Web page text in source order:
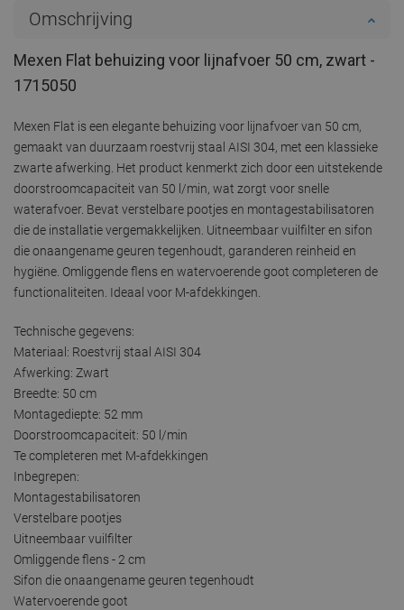
Omschrijving
Mexen Flat behuizing voor lijnafvoer 50 cm, zwart -
1715050
Mexen Flat is een elegante behuizing voor lijnafvoer van 50 cm,
gemaakt van duurzaam roestvrij staal AISI 304, met een klassieke
zwarte afwerking. Het product kenmerkt zich door een uitstekende
doorstroomcapaciteit van 50 l/min, wat zorgt voor snelle
waterafvoer. Bevat verstelbare pootjes en montagestabilisatoren
die de installatie vergemakkelijken. Uitneembaar vuilfilter en sifon
die onaangename geuren tegenhoudt, garanderen reinheid en
hygiëne. Omliggende flens en watervoerende goot completeren de
functionaliteiten. Ideaal voor M-afdekkingen.
Technische gegevens:
Materiaal: Roestvrij staal AISI 304
Afwerking: Zwart
Breedte: 50 cm
Montagediepte: 52 mm
Doorstroomcapaciteit: 50 l/min
Te completeren met M-afdekkingen
Inbegrepen:
Montagestabilisatoren
Verstelbare pootjes
Uitneembaar vuilfilter
Omliggende flens - 2 cm
Sifon die onaangename geuren tegenhoudt
Watervoerende goot